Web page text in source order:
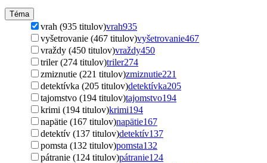
Téma
vrah (935 titulov)vrah935
vyšetrovanie (467 titulov)vyšetrovanie467
vraždy (450 titulov)vraždy450
triler (274 titulov)triler274
zmiznutie (221 titulov)zmiznutie221
detektívka (205 titulov)detektívka205
tajomstvo (194 titulov)tajomstvo194
krimi (194 titulov)krimi194
napätie (167 titulov)napätie167
detektív (137 titulov)detektív137
pomsta (132 titulov)pomsta132
pátranie (124 titulov)pátranie124